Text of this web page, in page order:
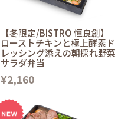
【冬限定/BISTRO 恒良創】
ローストチキンと極上酵素ド
レッシング添えの朝採れ野菜
サラダ弁当
¥2,160